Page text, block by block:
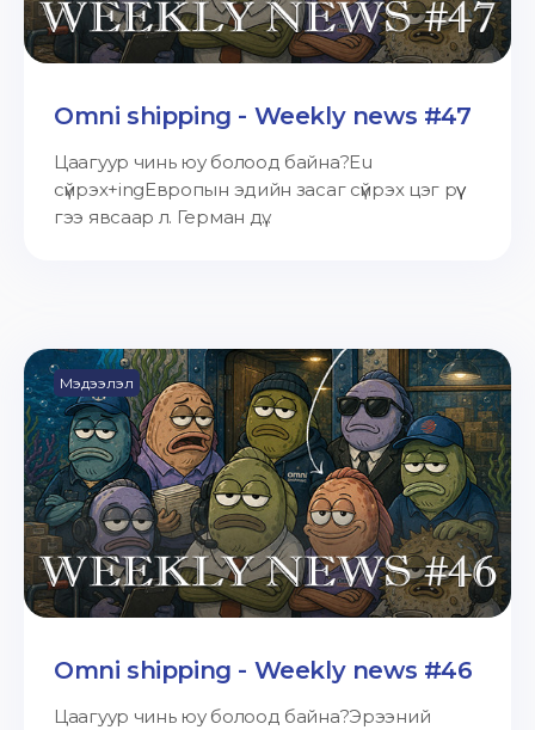
Omni shipping - Weekly news #47
Цаагуур чинь юу болоод байна?Eu
сүйрэх+ingЕвропын эдийн засаг сүйрэх цэг рүү
гээ явсаар л. Герман дү...
Мэдээлэл
Omni shipping - Weekly news #46
Цаагуур чинь юу болоод байна?Эрээний